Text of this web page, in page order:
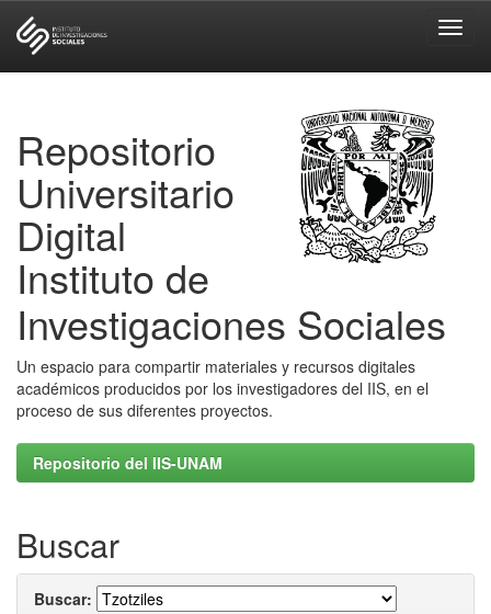
Repositorio
Universitario
Digital
Instituto de
Investigaciones Sociales
Un espacio para compartir materiales y recursos digitales
académicos producidos por los investigadores del IIS, en el
proceso de sus diferentes proyectos.
Repositorio del IIS-UNAM
Buscar
Buscar: